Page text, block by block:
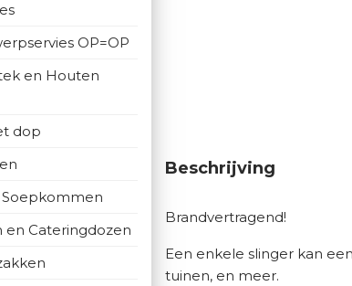
OP=OP
en Houten
dop
en Cateringdozen
Beschrijving
Brandvertragend!
Een enkele slinger kan
tuinen, en meer.